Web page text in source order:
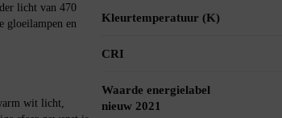
licht van 470
gloeilampen en
wit licht,
Kleurtemperatuur (K)
CRI
Waarde energielabel
nieuw 2021